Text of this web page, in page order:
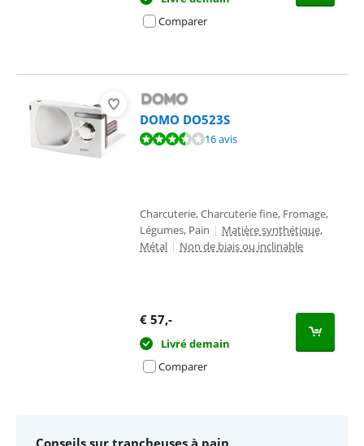
Comparer
DOMO DO523S
La note est de 7,2 sur 10, basée sur 16 avis.16 avis
Charcuterie, Charcuterie fine, Fromage,
Légumes, Pain | Matière synthétique,
Métal | Non de biais ou inclinable
€ 57,-
Livré demain
Comparer
Conseils sur trancheuses à pain